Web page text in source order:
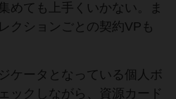
めても上手くいかない。ま
クションごとの契約VPも
ケータとなっている個人ボ
ックしながら、資源カード